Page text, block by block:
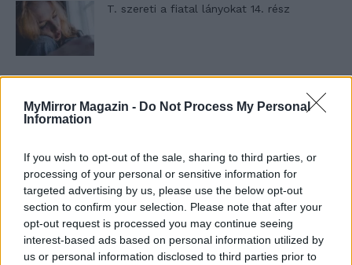
MyMirror Magazin - Do Not Process My Personal
Information
If you wish to opt-out of the sale, sharing to third parties, or
processing of your personal or sensitive information for
targeted advertising by us, please use the below opt-out
section to confirm your selection. Please note that after your
opt-out request is processed you may continue seeing
interest-based ads based on personal information utilized by
us or personal information disclosed to third parties prior to
T. szereti a fiatal lányokat 14. rész
nőknek, amikor segítséget kérnek?
A legidegesítőbb kifejezések laza
gyűjteménye
Elyna Robbs: Adéle és az örökölt árnyak
13. rész